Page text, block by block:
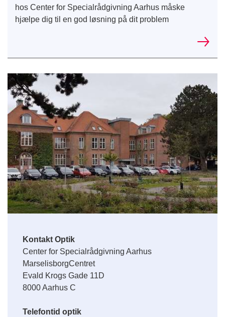
hos Center for Specialrådgivning Aarhus måske
hjælpe dig til en god løsning på dit problem
Kontakt Optik
Center for Specialrådgivning Aarhus
MarselisborgCentret
Evald Krogs Gade 11D
8000 Aarhus C
Telefontid optik